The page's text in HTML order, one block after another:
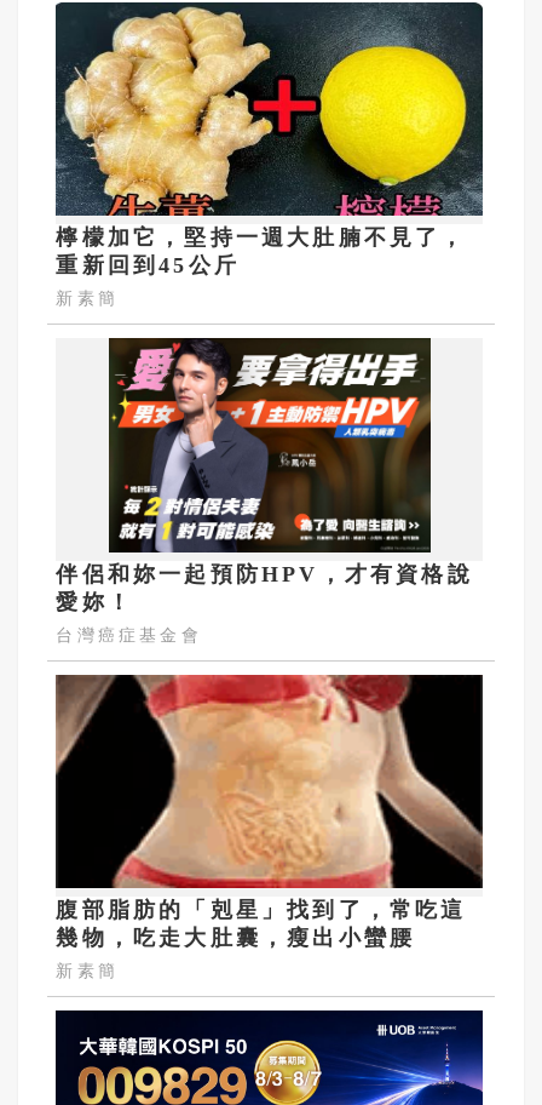
檸檬加它，堅持一週大肚腩不見了，
重新回到45公斤
新素簡
伴侶和妳一起預防HPV，才有資格說
愛妳！
台灣癌症基金會
腹部脂肪的「剋星」找到了，常吃這
幾物，吃走大肚囊，瘦出小蠻腰
新素簡